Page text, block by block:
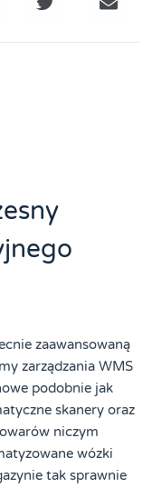
zaawansowaną
zarządzania WMS
podobnie jak
skanery oraz
niczym
wózki
tak sprawnie